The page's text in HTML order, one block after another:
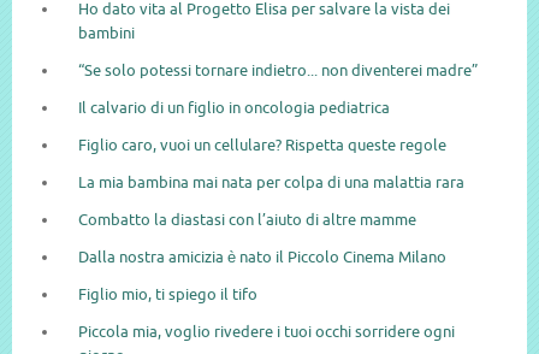
Ho dato vita al Progetto Elisa per salvare la vista dei
bambini
“Se solo potessi tornare indietro... non diventerei madre”
Il calvario di un figlio in oncologia pediatrica
Figlio caro, vuoi un cellulare? Rispetta queste regole
La mia bambina mai nata per colpa di una malattia rara
Combatto la diastasi con l’aiuto di altre mamme
Dalla nostra amicizia è nato il Piccolo Cinema Milano
Figlio mio, ti spiego il tifo
Piccola mia, voglio rivedere i tuoi occhi sorridere ogni